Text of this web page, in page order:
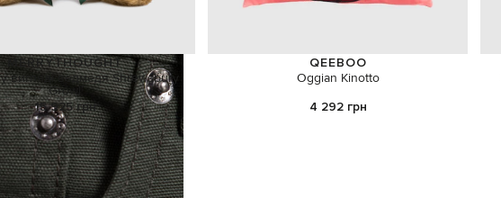
MERRYTHOUGHT
вигляді ведмедя Shrewsbury
Growl
15 925 грн
QEEBOO
Oggian Kinotto
4 292 грн